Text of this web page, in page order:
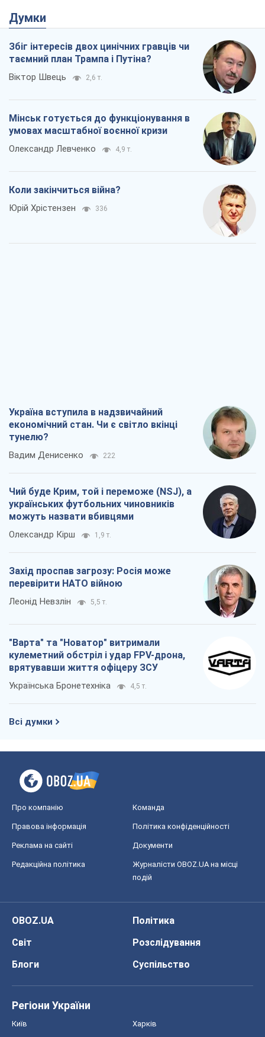
Думки
Збіг інтересів двох цинічних гравців чи
таємний план Трампа і Путіна?
Віктор Швець 2,6 т.
Мінськ готується до функціонування в
умовах масштабної воєнної кризи
Олександр Левченко 4,9 т.
Коли закінчиться війна?
Юрій Хрістензен 336
Україна вступила в надзвичайний
економічний стан. Чи є світло вкінці
тунелю?
Вадим Денисенко 222
Чий буде Крим, той і переможе (NSJ), а
українських футбольних чиновників
можуть назвати вбивцями
Олександр Кірш 1,9 т.
Захід проспав загрозу: Росія може
перевірити НАТО війною
Леонід Невзлін 5,5 т.
"Варта" та "Новатор" витримали
кулеметний обстріл і удар FPV-дрона,
врятувавши життя офіцеру ЗСУ
Українська Бронетехніка 4,5 т.
Всі думки
Про компанію Команда
Правова інформація Політика конфіденційності
Реклама на сайті Документи
Редакційна політика
Журналісти OBOZ.UA на місці
подій
OBOZ.UA
Політика
Світ
Розслідування
Блоги
Суспільство
Регіони України
Київ Харків